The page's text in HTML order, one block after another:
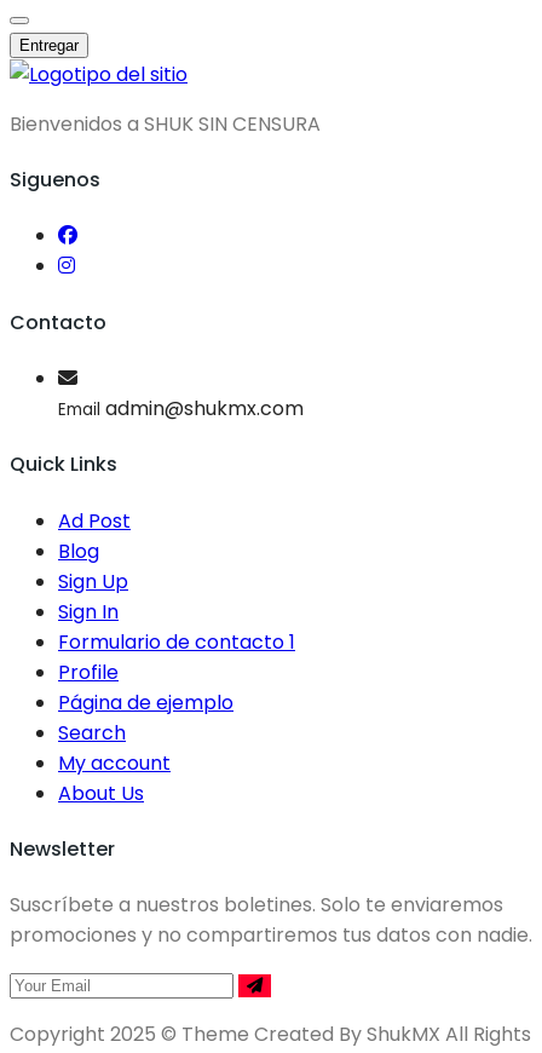
Entregar
Bienvenidos a SHUK SIN CENSURA
Siguenos
Contacto
Email admin@shukmx.com
Quick Links
Ad Post
Blog
Sign Up
Sign In
Formulario de contacto 1
Profile
Página de ejemplo
Search
My account
About Us
Newsletter
Suscríbete a nuestros boletines. Solo te enviaremos
promociones y no compartiremos tus datos con nadie.
Copyright 2025 © Theme Created By ShukMX All Rights